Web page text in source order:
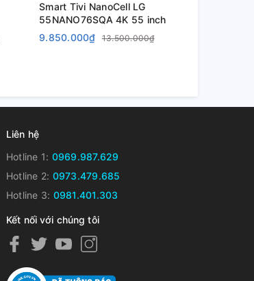
Smart Tivi NanoCell LG
55NANO76SQA 4K 55 inch
9.850.000₫
13.500.000₫
Liên hệ
Hotline 1: 0969.987.629
Hotline 2: 0973.479.685
Hotline 3: 0981.401.303
Kết nối với chúng tôi